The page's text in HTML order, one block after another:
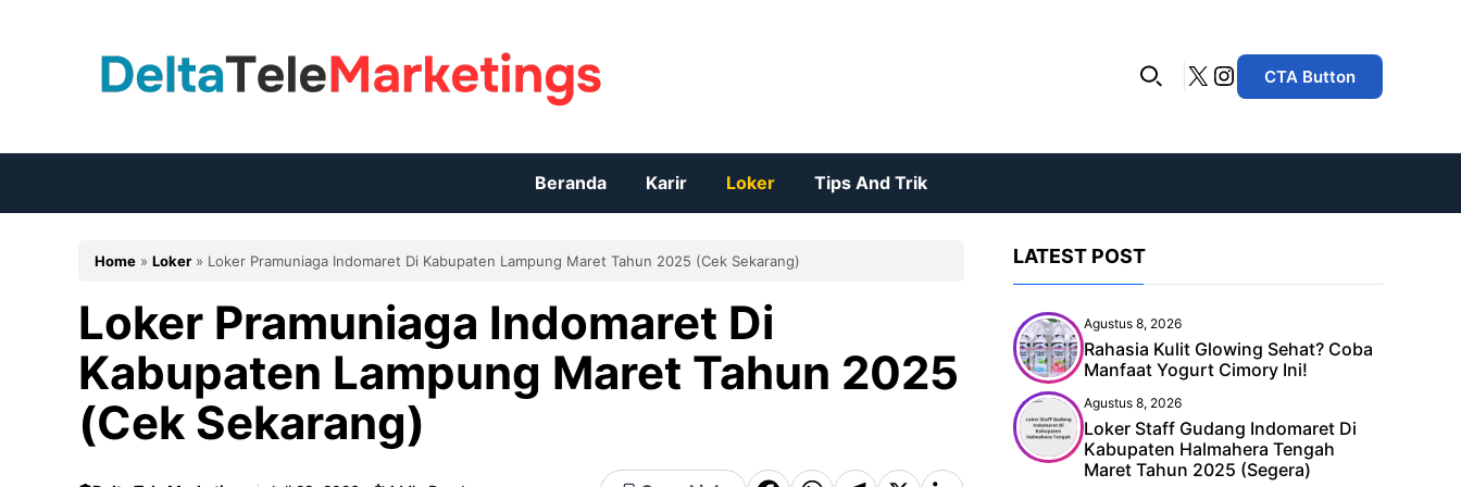
X Instagram
CTA Button
Beranda Karir Loker Tips And Trik
Home » Loker » Loker Pramuniaga Indomaret Di Kabupaten Lampung Maret Tahun 2025 (Cek Sekarang)
Loker Pramuniaga Indomaret Di
Kabupaten Lampung Maret Tahun 2025
(Cek Sekarang)
LATEST POST
Agustus 8, 2026
Rahasia Kulit Glowing Sehat? Coba
Manfaat Yogurt Cimory Ini!
Agustus 8, 2026
Loker Staff Gudang Indomaret Di
Kabupaten Halmahera Tengah
Maret Tahun 2025 (Segera)